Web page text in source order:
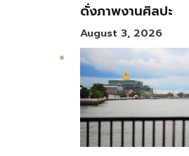
ดั่งภาพงานศิลปะ
August 3, 2026